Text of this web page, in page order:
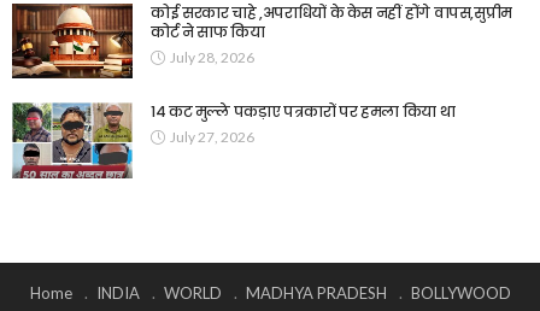
कोई सरकार चाहे ,अपराधियों के केस नहीं होंगे वापस,सुप्रीम
कोर्ट ने साफ किया
July 28, 2026
14 कट मुल्ले पकड़ाए पत्रकारों पर हमला किया था
July 27, 2026
Home INDIA WORLD MADHYA PRADESH BOLLYWOOD